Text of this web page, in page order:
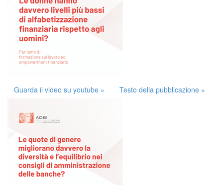
Guarda il video su youtube » Testo della pubblicazione »